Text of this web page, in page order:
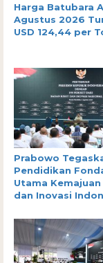
Harga Batubara
Agustus 2026
USD 124,44 per
Prabowo
Pendidikan
Utama Kemajuan
dan Inovasi